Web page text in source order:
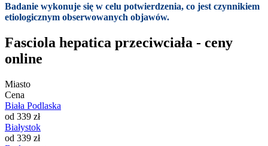
Badanie wykonuje się w celu potwierdzenia, co jest czynnikiem
etiologicznym obserwowanych objawów.
Fasciola hepatica przeciwciała - ceny
online
Miasto
Cena
Biała Podlaska
od 339 zł
Białystok
od 339 zł